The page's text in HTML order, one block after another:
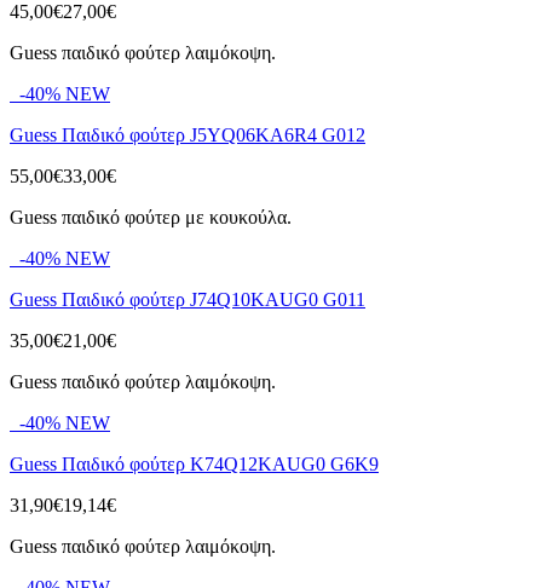
45,00€27,00€
Guess παιδικό φούτερ λαιμόκοψη.
-40% NEW
Guess Παιδικό φούτερ J5YQ06KA6R4 G012
55,00€33,00€
Guess παιδικό φούτερ με κουκούλα.
-40% NEW
Guess Παιδικό φούτερ J74Q10KAUG0 G011
35,00€21,00€
Guess παιδικό φούτερ λαιμόκοψη.
-40% NEW
Guess Παιδικό φούτερ K74Q12KAUG0 G6K9
31,90€19,14€
Guess παιδικό φούτερ λαιμόκοψη.